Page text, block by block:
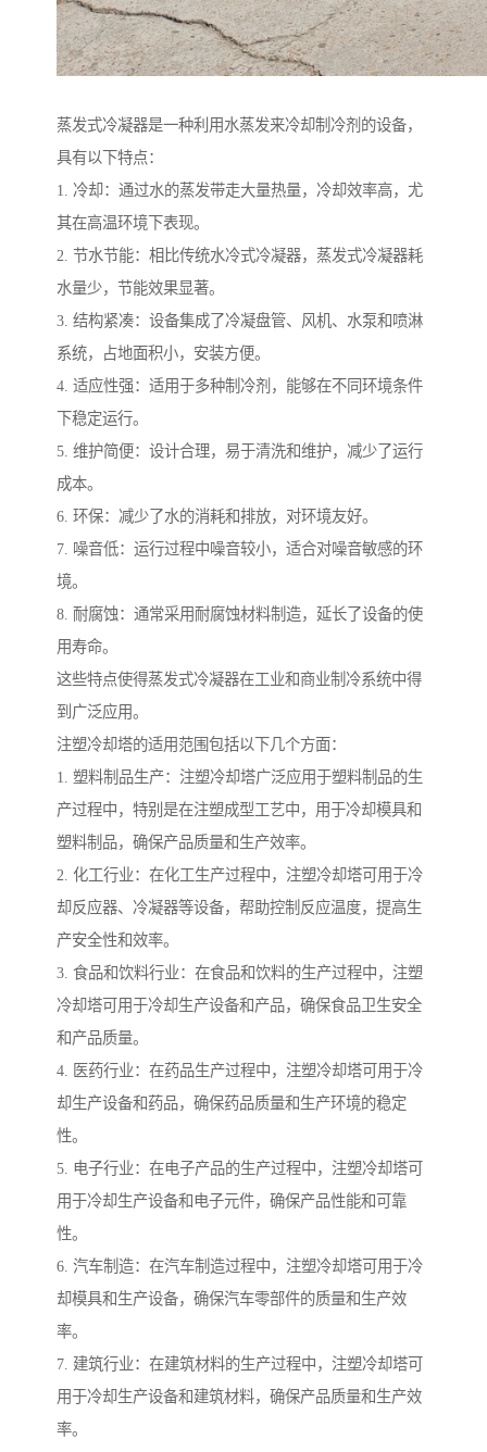
蒸发式冷凝器是一种利用水蒸发来冷却制冷剂的设备，
具有以下特点：
1. 冷却：通过水的蒸发带走大量热量，冷却效率高，尤
其在高温环境下表现。
2. 节水节能：相比传统水冷式冷凝器，蒸发式冷凝器耗
水量少，节能效果显著。
3. 结构紧凑：设备集成了冷凝盘管、风机、水泵和喷淋
系统，占地面积小，安装方便。
4. 适应性强：适用于多种制冷剂，能够在不同环境条件
下稳定运行。
5. 维护简便：设计合理，易于清洗和维护，减少了运行
成本。
6. 环保：减少了水的消耗和排放，对环境友好。
7. 噪音低：运行过程中噪音较小，适合对噪音敏感的环
境。
8. 耐腐蚀：通常采用耐腐蚀材料制造，延长了设备的使
用寿命。
这些特点使得蒸发式冷凝器在工业和商业制冷系统中得
到广泛应用。
注塑冷却塔的适用范围包括以下几个方面：
1. 塑料制品生产：注塑冷却塔广泛应用于塑料制品的生
产过程中，特别是在注塑成型工艺中，用于冷却模具和
塑料制品，确保产品质量和生产效率。
2. 化工行业：在化工生产过程中，注塑冷却塔可用于冷
却反应器、冷凝器等设备，帮助控制反应温度，提高生
产安全性和效率。
3. 食品和饮料行业：在食品和饮料的生产过程中，注塑
冷却塔可用于冷却生产设备和产品，确保食品卫生安全
和产品质量。
4. 医药行业：在药品生产过程中，注塑冷却塔可用于冷
却生产设备和药品，确保药品质量和生产环境的稳定
性。
5. 电子行业：在电子产品的生产过程中，注塑冷却塔可
用于冷却生产设备和电子元件，确保产品性能和可靠
性。
6. 汽车制造：在汽车制造过程中，注塑冷却塔可用于冷
却模具和生产设备，确保汽车零部件的质量和生产效
率。
7. 建筑行业：在建筑材料的生产过程中，注塑冷却塔可
用于冷却生产设备和建筑材料，确保产品质量和生产效
率。